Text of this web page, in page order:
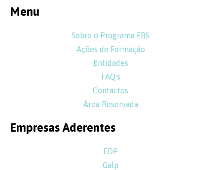
Menu
Sobre o Programa FBS
Ações de Formação
Entidades
FAQ's
Contactos
Área Reservada
Empresas Aderentes
EDP
Galp